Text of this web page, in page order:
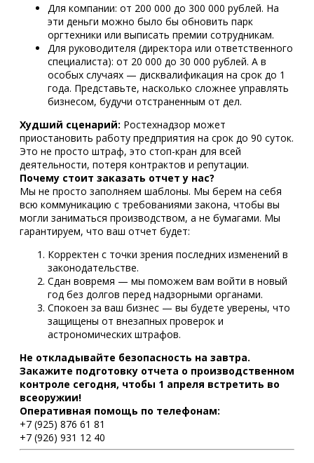
Для компании: от 200 000 до 300 000 рублей. На
эти деньги можно было бы обновить парк
оргтехники или выписать премии сотрудникам.
Для руководителя (директора или ответственного
специалиста): от 20 000 до 30 000 рублей. А в
особых случаях — дисквалификация на срок до 1
года. Представьте, насколько сложнее управлять
бизнесом, будучи отстраненным от дел.
Худший сценарий: Ростехнадзор может
приостановить работу предприятия на срок до 90 суток.
Это не просто штраф, это стоп-кран для всей
деятельности, потеря контрактов и репутации.
Почему стоит заказать отчет у нас?
Мы не просто заполняем шаблоны. Мы берем на себя
всю коммуникацию с требованиями закона, чтобы вы
могли заниматься производством, а не бумагами. Мы
гарантируем, что ваш отчет будет:
Корректен с точки зрения последних изменений в
законодательстве.
Сдан вовремя — мы поможем вам войти в новый
год без долгов перед надзорными органами.
Спокоен за ваш бизнес — вы будете уверены, что
защищены от внезапных проверок и
астрономических штрафов.
Не откладывайте безопасность на завтра.
Закажите подготовку отчета о производственном
контроле сегодня, чтобы 1 апреля встретить во
всеоружии!
Оперативная помощь по телефонам:
+7 (925) 876 61 81
+7 (926) 931 12 40